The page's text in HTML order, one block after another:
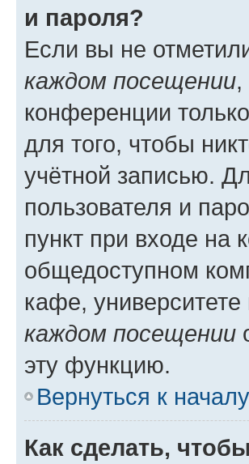
и пароля?
Если вы не
каждом посещении,
конференции
для того, чтобы
учётной записью.
пользователя и
пункт при входе на
общедоступном
кафе,
каждом посещении
эту функцию.
Вернуться к началу
Как сделать,